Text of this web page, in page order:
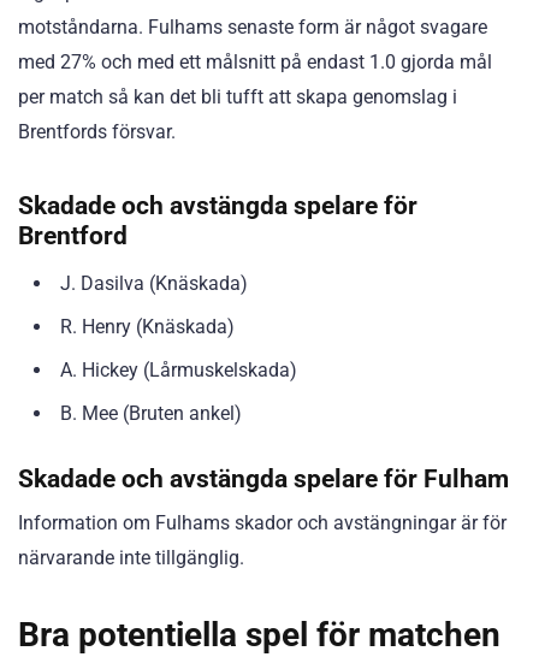
motståndarna. Fulhams senaste form är något svagare
med 27% och med ett målsnitt på endast 1.0 gjorda mål
per match så kan det bli tufft att skapa genomslag i
Brentfords försvar.
Skadade och avstängda spelare för
Brentford
J. Dasilva (Knäskada)
R. Henry (Knäskada)
A. Hickey (Lårmuskelskada)
B. Mee (Bruten ankel)
Skadade och avstängda spelare för Fulham
Information om Fulhams skador och avstängningar är för
närvarande inte tillgänglig.
Bra potentiella spel för matchen